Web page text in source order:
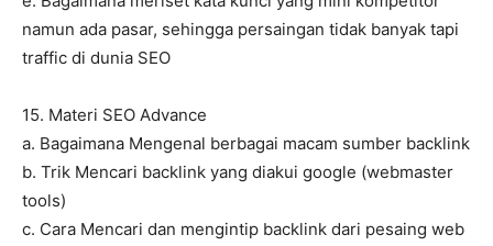
namun ada pasar, sehingga persaingan tidak banyak tapi
traffic di dunia SEO
15. Materi SEO Advance
a. Bagaimana Mengenal berbagai macam sumber backlink
b. Trik Mencari backlink yang diakui google (webmaster
tools)
c. Cara Mencari dan mengintip backlink dari pesaing web